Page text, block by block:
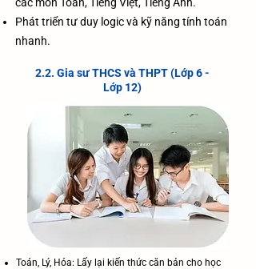
Phát triển tư duy logic và kỹ năng tính toán
nhanh.
2.2. Gia sư THCS và THPT (Lớp 6 -
Lớp 12)
Toán, Lý, Hóa: Lấy lại kiến thức căn bản cho học